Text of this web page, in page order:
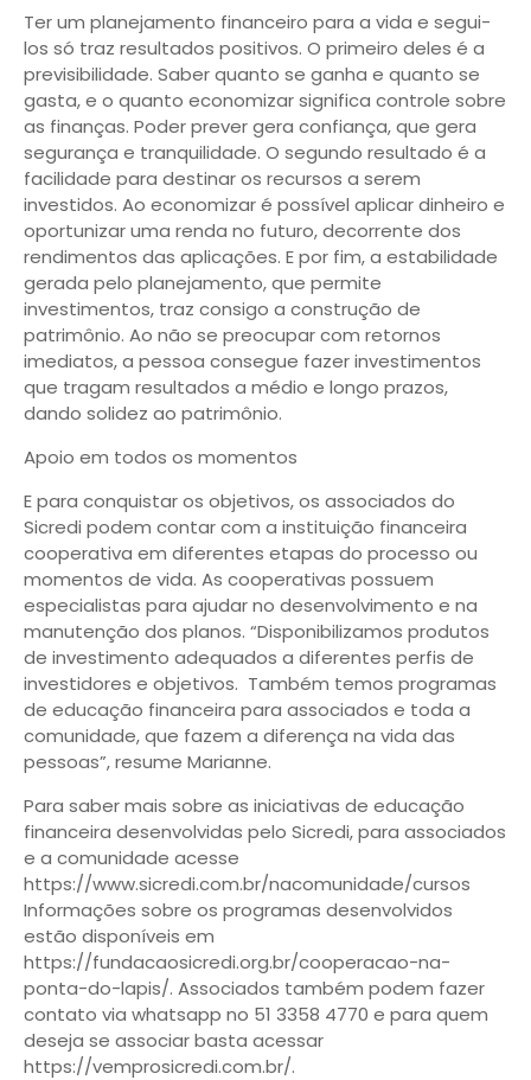
Ter um planejamento financeiro para a vida e segui-
los só traz resultados positivos. O primeiro deles é a
previsibilidade. Saber quanto se ganha e quanto se
gasta, e o quanto economizar significa controle sobre
as finanças. Poder prever gera confiança, que gera
segurança e tranquilidade. O segundo resultado é a
facilidade para destinar os recursos a serem
investidos. Ao economizar é possível aplicar dinheiro e
oportunizar uma renda no futuro, decorrente dos
rendimentos das aplicações. E por fim, a estabilidade
gerada pelo planejamento, que permite
investimentos, traz consigo a construção de
patrimônio. Ao não se preocupar com retornos
imediatos, a pessoa consegue fazer investimentos
que tragam resultados a médio e longo prazos,
dando solidez ao patrimônio.
Apoio em todos os momentos
E para conquistar os objetivos, os associados do
Sicredi podem contar com a instituição financeira
cooperativa em diferentes etapas do processo ou
momentos de vida. As cooperativas possuem
especialistas para ajudar no desenvolvimento e na
manutenção dos planos. “Disponibilizamos produtos
de investimento adequados a diferentes perfis de
investidores e objetivos. Também temos programas
de educação financeira para associados e toda a
comunidade, que fazem a diferença na vida das
pessoas”, resume Marianne.
Para saber mais sobre as iniciativas de educação
financeira desenvolvidas pelo Sicredi, para associados
e a comunidade acesse
https://www.sicredi.com.br/nacomunidade/cursos
Informações sobre os programas desenvolvidos
estão disponíveis em
https://fundacaosicredi.org.br/cooperacao-na-
ponta-do-lapis/. Associados também podem fazer
contato via whatsapp no 51 3358 4770 e para quem
deseja se associar basta acessar
https://vemprosicredi.com.br/.